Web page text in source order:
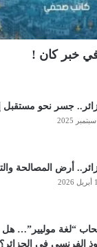
خبر كان !
جسر نحو مستقبل
أرض المصالحة
“لغة موليير”…
الفرنسي في الجزائر؟